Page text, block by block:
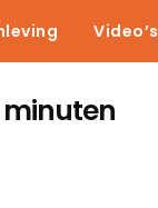
Video’s
minuten